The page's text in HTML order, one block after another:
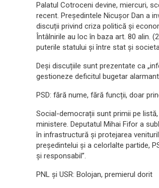
Palatul Cotroceni devine, miercuri,
recent. Președintele Nicușor Dan a
discuții privind criza politică și
Întâlnirile au loc în baza art. 80 alin.
puterile statului și între stat și
Deși discuțiile sunt prezentate ca
gestioneze deficitul bugetar
PSD: fără nume, fără funcții, doar
Social-democrații sunt primii pe
ministere. Deputatul Mihai Fifor a
în infrastructură și protejarea
președintelui și a celorlalte partide,
și responsabil”.
PNL și USR: Bolojan, premierul dorit